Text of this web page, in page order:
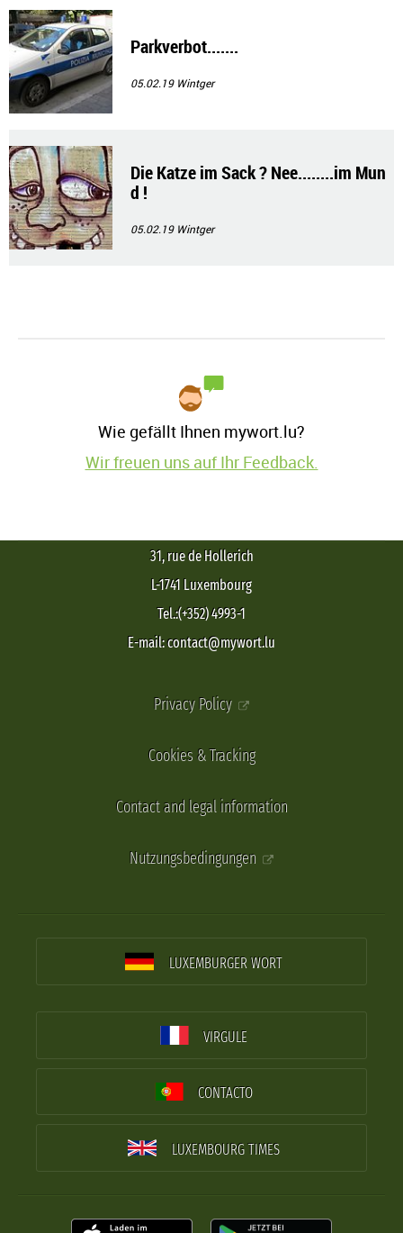
Parkverbot.......
05.02.19 Wintger
Die Katze im Sack ? Nee........im Mun
d !
05.02.19 Wintger
Wie gefällt Ihnen mywort.lu?
Wir freuen uns auf Ihr Feedback.
31, rue de Hollerich
L-1741 Luxembourg
Tel.:(+352) 4993-1
E-mail: contact@mywort.lu
Privacy Policy
Cookies & Tracking
Contact and legal information
Nutzungsbedingungen
LUXEMBURGER WORT
VIRGULE
CONTACTO
LUXEMBOURG TIMES